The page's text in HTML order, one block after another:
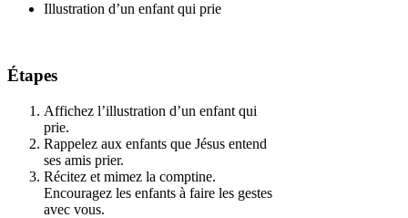
Illustration d’un enfant qui prie
Étapes
Affichez l’illustration d’un enfant qui
prie.
Rappelez aux enfants que Jésus entend
ses amis prier.
Récitez et mimez la comptine.
Encouragez les enfants à faire les gestes
avec vous.